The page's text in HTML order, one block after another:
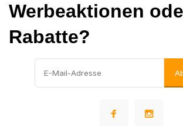
Werbeaktionen
Rabatte?